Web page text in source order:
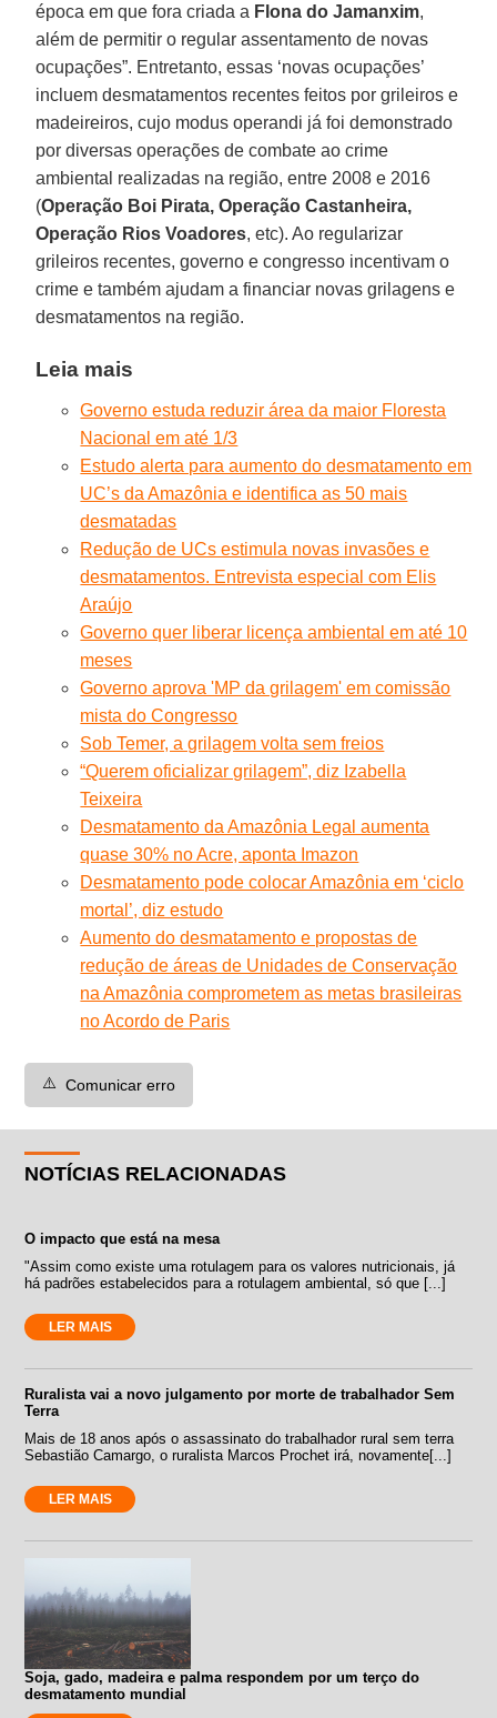
época em que fora criada a Flona do Jamanxim,
além de permitir o regular assentamento de novas
ocupações”. Entretanto, essas ‘novas ocupações’
incluem desmatamentos recentes feitos por grileiros e
madeireiros, cujo modus operandi já foi demonstrado
por diversas operações de combate ao crime
ambiental realizadas na região, entre 2008 e 2016
(Operação Boi Pirata, Operação Castanheira,
Operação Rios Voadores, etc). Ao regularizar
grileiros recentes, governo e congresso incentivam o
crime e também ajudam a financiar novas grilagens e
desmatamentos na região.
Leia mais
Governo estuda reduzir área da maior Floresta
Nacional em até 1/3
Estudo alerta para aumento do desmatamento em
UC’s da Amazônia e identifica as 50 mais
desmatadas
Redução de UCs estimula novas invasões e
desmatamentos. Entrevista especial com Elis
Araújo
Governo quer liberar licença ambiental em até 10
meses
Governo aprova 'MP da grilagem' em comissão
mista do Congresso
Sob Temer, a grilagem volta sem freios
“Querem oficializar grilagem”, diz Izabella
Teixeira
Desmatamento da Amazônia Legal aumenta
quase 30% no Acre, aponta Imazon
Desmatamento pode colocar Amazônia em ‘ciclo
mortal’, diz estudo
Aumento do desmatamento e propostas de
redução de áreas de Unidades de Conservação
na Amazônia comprometem as metas brasileiras
no Acordo de Paris
⚠️ Comunicar erro
NOTÍCIAS RELACIONADAS
O impacto que está na mesa
"Assim como existe uma rotulagem para os valores nutricionais, já
há padrões estabelecidos para a rotulagem ambiental, só que [...]
LER MAIS
Ruralista vai a novo julgamento por morte de trabalhador Sem
Terra
Mais de 18 anos após o assassinato do trabalhador rural sem terra
Sebastião Camargo, o ruralista Marcos Prochet irá, novamente[...]
LER MAIS
Soja, gado, madeira e palma respondem por um terço do
desmatamento mundial